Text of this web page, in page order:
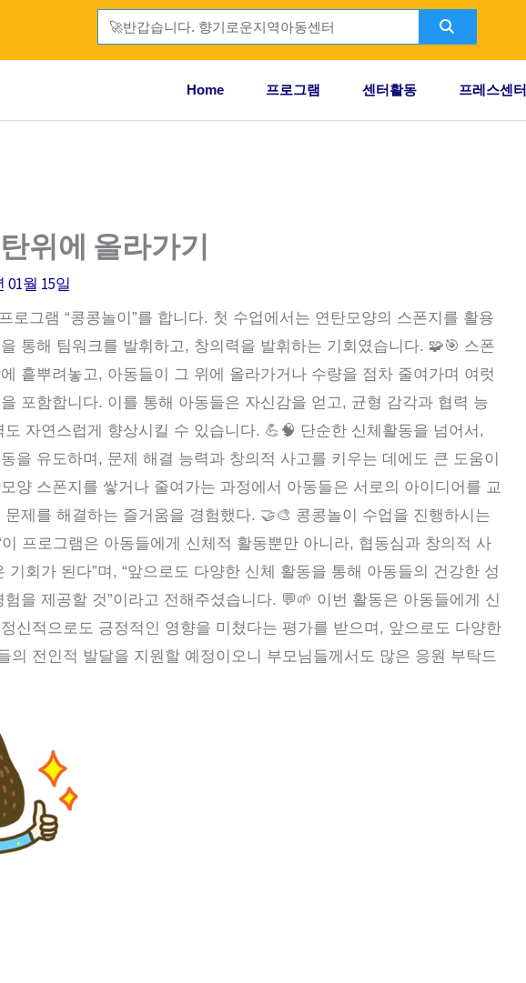
Search
Home 프로그램 센터활동 프레스센터
위에 올라가기
01월 15일
로그램 “콩콩놀이”를 합니다. 첫 수업에서는 연탄모양의 스폰지를 활용
통해 팀워크를 발휘하고, 창의력을 발휘하는 기회였습니다. 🧩🎯 스폰
흩뿌려놓고, 아동들이 그 위에 올라가거나 수량을 점차 줄여가며 여럿
포함합니다. 이를 통해 아동들은 자신감을 얻고, 균형 감각과 협력 능
도 자연스럽게 향상시킬 수 있습니다. 💪🧠 단순한 신체활동을 넘어서,
을 유도하며, 문제 해결 능력과 창의적 사고를 키우는 데에도 큰 도움이
양 스폰지를 쌓거나 줄여가는 과정에서 아동들은 서로의 아이디어를 교
제를 해결하는 즐거움을 경험했다. 🤝🎨 콩콩놀이 수업을 진행하시는
프로그램은 아동들에게 신체적 활동뿐만 아니라, 협동심과 창의적 사
기회가 된다”며, “앞으로도 다양한 신체 활동을 통해 아동들의 건강한 성
을 제공할 것”이라고 전해주셨습니다. 💬🌱 이번 활동은 아동들에게 신
신적으로도 긍정적인 영향을 미쳤다는 평가를 받으며, 앞으로도 다양한
의 전인적 발달을 지원할 예정이오니 부모님들께서도 많은 응원 부탁드